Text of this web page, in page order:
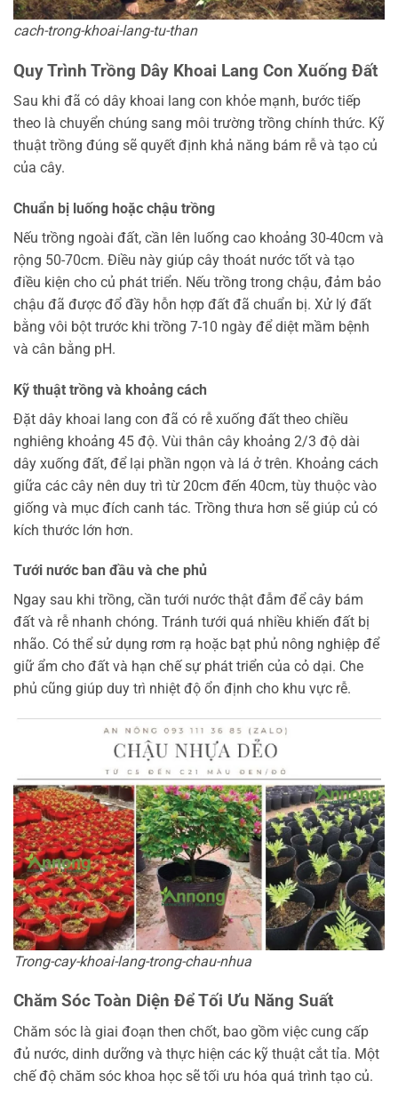
cach-trong-khoai-lang-tu-than
Quy Trình Trồng Dây Khoai Lang Con Xuống Đất
Sau khi đã có dây khoai lang con khỏe mạnh, bước tiếp
theo là chuyển chúng sang môi trường trồng chính thức. Kỹ
thuật trồng đúng sẽ quyết định khả năng bám rễ và tạo củ
của cây.
Chuẩn bị luống hoặc chậu trồng
Nếu trồng ngoài đất, cần lên luống cao khoảng 30-40cm và
rộng 50-70cm. Điều này giúp cây thoát nước tốt và tạo
điều kiện cho củ phát triển. Nếu trồng trong chậu, đảm bảo
chậu đã được đổ đầy hỗn hợp đất đã chuẩn bị. Xử lý đất
bằng vôi bột trước khi trồng 7-10 ngày để diệt mầm bệnh
và cân bằng pH.
Kỹ thuật trồng và khoảng cách
Đặt dây khoai lang con đã có rễ xuống đất theo chiều
nghiêng khoảng 45 độ. Vùi thân cây khoảng 2/3 độ dài
dây xuống đất, để lại phần ngọn và lá ở trên. Khoảng cách
giữa các cây nên duy trì từ 20cm đến 40cm, tùy thuộc vào
giống và mục đích canh tác. Trồng thưa hơn sẽ giúp củ có
kích thước lớn hơn.
Tưới nước ban đầu và che phủ
Ngay sau khi trồng, cần tưới nước thật đẫm để cây bám
đất và rễ nhanh chóng. Tránh tưới quá nhiều khiến đất bị
nhão. Có thể sử dụng rơm rạ hoặc bạt phủ nông nghiệp để
giữ ẩm cho đất và hạn chế sự phát triển của cỏ dại. Che
phủ cũng giúp duy trì nhiệt độ ổn định cho khu vực rễ.
Trong-cay-khoai-lang-trong-chau-nhua
Chăm Sóc Toàn Diện Để Tối Ưu Năng Suất
Chăm sóc là giai đoạn then chốt, bao gồm việc cung cấp
đủ nước, dinh dưỡng và thực hiện các kỹ thuật cắt tỉa. Một
chế độ chăm sóc khoa học sẽ tối ưu hóa quá trình tạo củ.